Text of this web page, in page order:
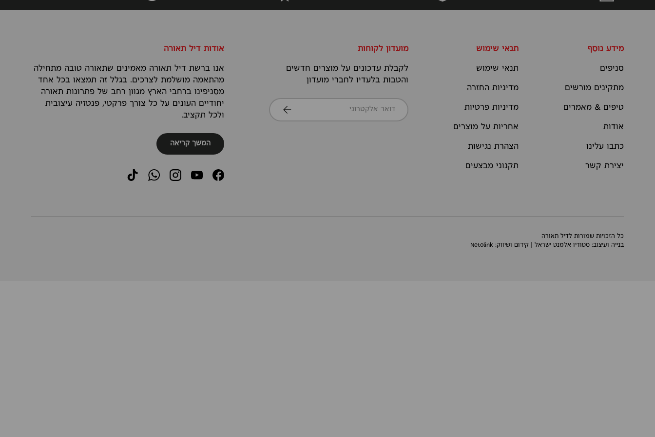
מידע נוסף
סניפים
מתקינים מורשים
טיפים & מאמרים
אודות
כתבו עלינו
יצירת קשר
תנאי שימוש
תנאי שימוש
מדיניות החזרה
מדיניות פרטיות
אחריות על מוצרים
הצהרת נגישות
תקנוני מבצעים
מועדון לקוחות
לקבלת עדכונים על מוצרים חדשים
והטבות בלעדיו לחברי מועדון
דואר אלקטרוני
הרשמה
אודות דיל תאורה
אנו ברשת דיל תאורה מאמינים שתאורה טובה מתחילה
מהתאמה מושלמת לצרכים. בגלל זה תמצאו בכל אחד
מסניפינו ברחבי הארץ מגוון רחב של פתרונות תאורה
יחודיים העונים על כל צורך פרקטי, פנטזיה עיצובית
ולכל תקציב.
המשך קריאה
Facebook
YouTube
Instagram
WhatsApp
TikTok
כל הזכויות שמורות לדיל תאורה
בנייה ועיצוב: סטודיו אלמנט ישראל | קידום ושיווק: Netolink